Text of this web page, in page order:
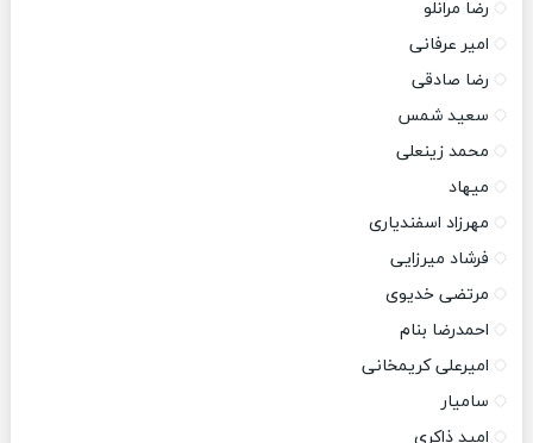
رضا مرانلو
امیر عرفانی
رضا صادقی
سعید شمس
محمد زینعلی
میهاد
مهرزاد اسفندیاری
فرشاد میرزایی
مرتضی خدیوی
احمدرضا بنام
امیرعلی کریمخانی
سامیار
امید ذاکری